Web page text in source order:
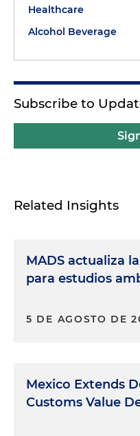
Healthcare
Alcohol Beverage
Subscribe to
Related Insights
MADS actualiza
para estudios
5 DE AGOSTO DE
Mexico Extends
Customs Value